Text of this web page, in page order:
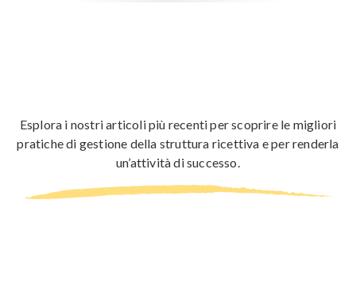
Esplora i nostri articoli più recenti per scoprire le migliori
pratiche di gestione della struttura ricettiva e per renderla
un’attività di successo.